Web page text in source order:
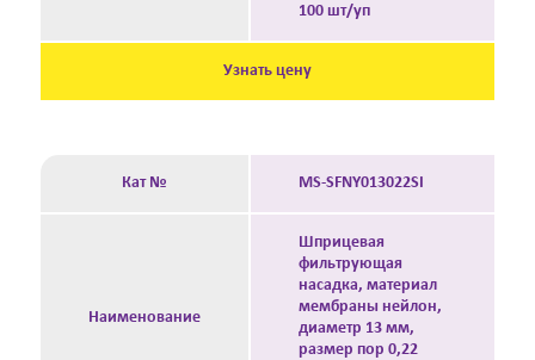
100 шт/уп
Узнать цену
Кат № MS-SFNY013022SI
Наименование
Шприцевая
фильтрующая
насадка, материал
мембраны нейлон,
диаметр 13 мм,
размер пор 0,22